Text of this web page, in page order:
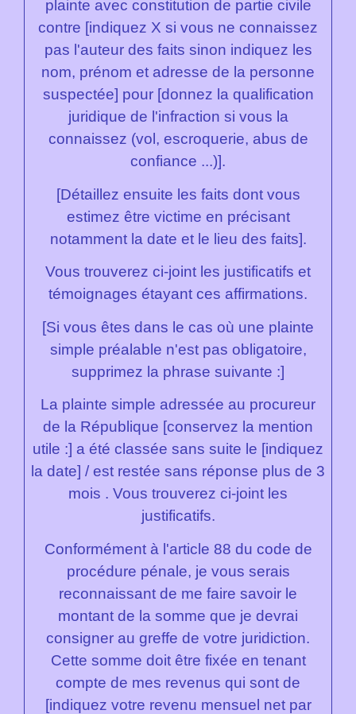
plainte avec constitution de partie civile
contre [indiquez X si vous ne connaissez
pas l'auteur des faits sinon indiquez les
nom, prénom et adresse de la personne
suspectée] pour [donnez la qualification
juridique de l'infraction si vous la
connaissez (vol, escroquerie, abus de
confiance ...)].
[Détaillez ensuite les faits dont vous
estimez être victime en précisant
notamment la date et le lieu des faits].
Vous trouverez ci-joint les justificatifs et
témoignages étayant ces affirmations.
[Si vous êtes dans le cas où une plainte
simple préalable n'est pas obligatoire,
supprimez la phrase suivante :]
La plainte simple adressée au procureur
de la République [conservez la mention
utile :] a été classée sans suite le [indiquez
la date] / est restée sans réponse plus de 3
mois . Vous trouverez ci-joint les
justificatifs.
Conformément à l'article 88 du code de
procédure pénale, je vous serais
reconnaissant de me faire savoir le
montant de la somme que je devrai
consigner au greffe de votre juridiction.
Cette somme doit être fixée en tenant
compte de mes revenus qui sont de
[indiquez votre revenu mensuel net par